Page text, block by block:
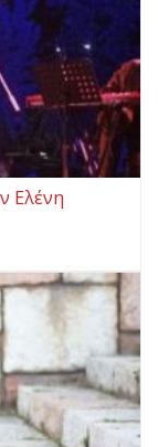
Ελένη